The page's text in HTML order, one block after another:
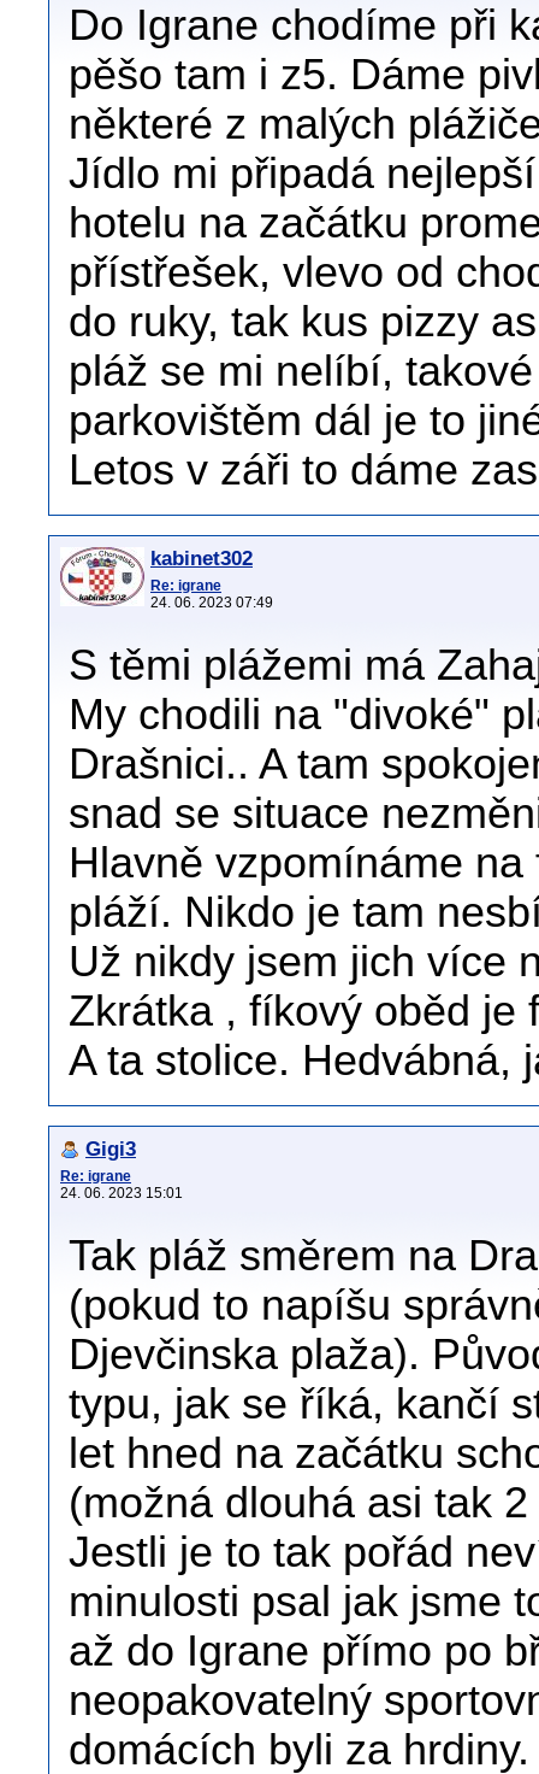
Do Igrane chodíme při
pěšo tam i z5. Dáme
některé z malých
Jídlo mi připadá
hotelu na začátku
přístřešek, vlevo od
do ruky, tak kus pizzy
pláž se mi nelíbí,
parkovištěm dál je to
Letos v záři to dáme
kabinet302
Re: igrane
24. 06. 2023 07:49
S těmi plážemi má
My chodili na "divoké"
Drašnici.. A tam
snad se situace
Hlavně vzpomínáme
pláží. Nikdo je tam
Už nikdy jsem jich více
Zkrátka , fíkový oběd je
A ta stolice. Hedvábná,
Gigi3
Re: igrane
24. 06. 2023 15:01
Tak pláž směrem na
(pokud to napíšu
Djevčinska plaža).
typu, jak se říká, kančí
let hned na začátku
(možná dlouhá asi tak
Jestli je to tak pořád
minulosti psal jak jsme
až do Igrane přímo po
neopakovatelný
domácích byli za